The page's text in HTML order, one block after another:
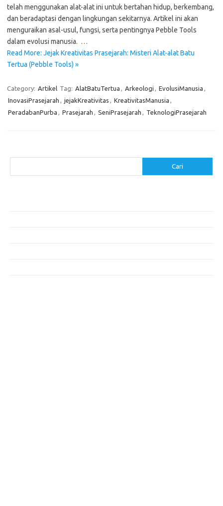
telah menggunakan alat-alat ini untuk bertahan hidup, berkembang,
dan beradaptasi dengan lingkungan sekitarnya. Artikel ini akan
menguraikan asal-usul, fungsi, serta pentingnya Pebble Tools
dalam evolusi manusia. …
Read More: Jejak Kreativitas Prasejarah: Misteri Alat-alat Batu
Tertua (Pebble Tools) »
Category: Artikel Tag: AlatBatuTertua , Arkeologi , EvolusiManusia ,
InovasiPrasejarah , jejakKreativitas , KreativitasManusia ,
PeradabanPurba , Prasejarah , SeniPrasejarah , TeknologiPrasejarah
Cari